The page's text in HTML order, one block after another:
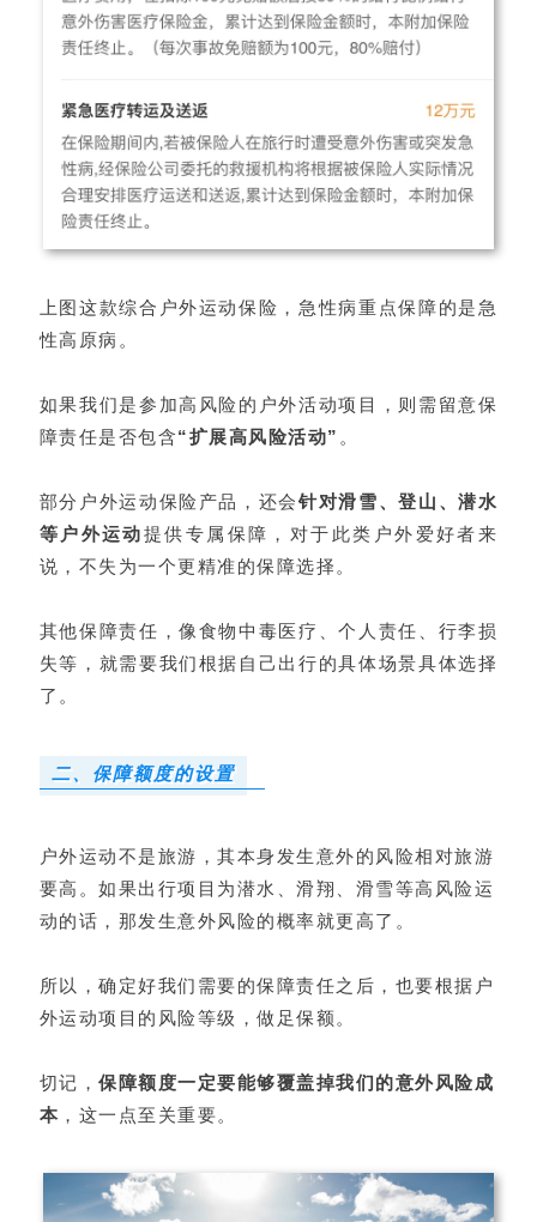
上图这款综合户外运动保险，急性病重点保障的是急
性高原病。
如果我们是参加高风险的户外活动项目，则需留意保
障责任是否包含“扩展高风险活动” 。
部分户外运动保险产品，还会针对滑雪、登山、潜水
等户外运动提供专属保障，对于此类户外爱好者来
说，不失为一个更精准的保障选择。
其他保障责任，像食物中毒医疗、个人责任、行李损
失等，就需要我们根据自己出行的具体场景具体选择
了。
二、保障额度的设置
户外运动不是旅游，其本身发生意外的风险相对旅游
要高。如果出行项目为潜水、滑翔、滑雪等高风险运
动的话，那发生意外风险的概率就更高了。
所以，确定好我们需要的保障责任之后，也要根据户
外运动项目的风险等级，做足保额。
切记，保障额度一定要能够覆盖掉我们的意外风险成
本 ，这一点至关重要。